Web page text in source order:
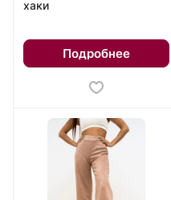
хаки
Подробнее